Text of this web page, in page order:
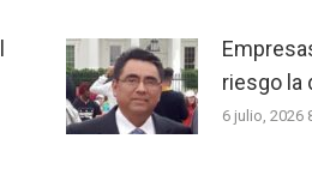
riesgo la
6 julio, 2026